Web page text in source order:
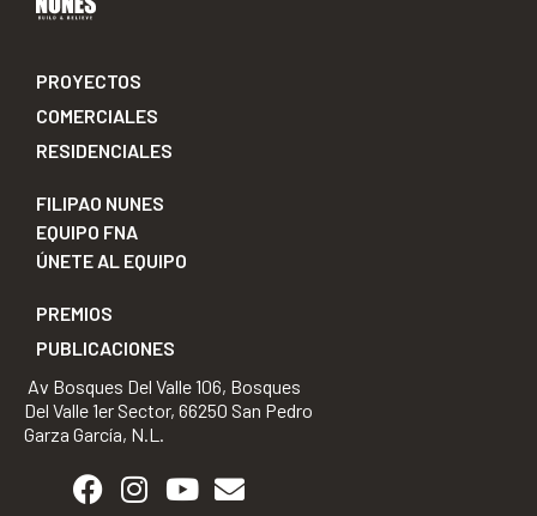
PROYECTOS
COMERCIALES
RESIDENCIALES
FILIPAO NUNES
EQUIPO FNA
ÚNETE AL EQUIPO
PREMIOS
PUBLICACIONES
Av Bosques Del Valle 106, Bosques
Del Valle 1er Sector, 66250 San Pedro
Garza García, N.L.